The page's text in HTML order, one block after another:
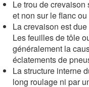
Le trou de
et non sur le flanc
La crevaison est
Les feuilles de tôle
généralement la
éclatements de
La structure interne
long roulage ni par